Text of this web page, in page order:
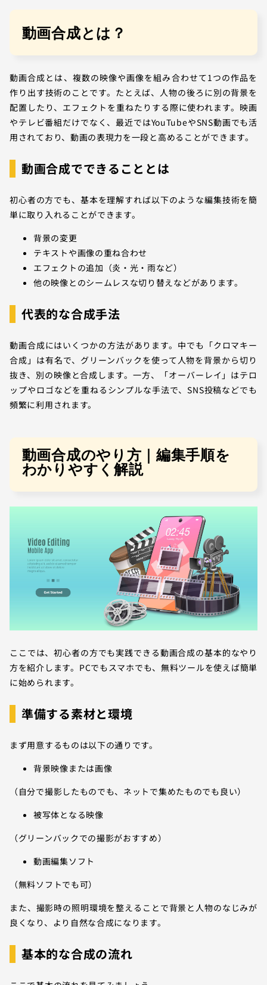
動画合成とは？
動画合成とは、複数の映像や画像を組み合わせて1つの作品を
作り出す技術のことです。たとえば、人物の後ろに別の背景を
配置したり、エフェクトを重ねたりする際に使われます。映画
やテレビ番組だけでなく、最近ではYouTubeやSNS動画でも活
用されており、動画の表現力を一段と高めることができます。
動画合成でできることとは
初心者の方でも、基本を理解すれば以下のような編集技術を簡
単に取り入れることができます。
背景の変更
テキストや画像の重ね合わせ
エフェクトの追加（炎・光・雨など）
他の映像とのシームレスな切り替えなどがあります。
代表的な合成手法
動画合成にはいくつかの方法があります。中でも「クロマキー
合成」は有名で、グリーンバックを使って人物を背景から切り
抜き、別の映像と合成します。一方、「オーバーレイ」はテロ
ップやロゴなどを重ねるシンプルな手法で、SNS投稿などでも
頻繁に利用されます。
動画合成のやり方｜編集手順を
わかりやすく解説
ここでは、初心者の方でも実践できる動画合成の基本的なやり
方を紹介します。PCでもスマホでも、無料ツールを使えば簡単
に始められます。
準備する素材と環境
まず用意するものは以下の通りです。
背景映像または画像
（自分で撮影したものでも、ネットで集めたものでも良い）
被写体となる映像
（グリーンバックでの撮影がおすすめ）
動画編集ソフト
（無料ソフトでも可）
また、撮影時の照明環境を整えることで背景と人物のなじみが
良くなり、より自然な合成になります。
基本的な合成の流れ